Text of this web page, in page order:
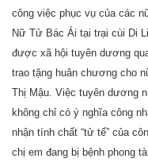
công việc phục vụ của các
Nữ Tử Bác Ái tại trại cùi Di
được xã hội tuyên dương
trao tặng huân chương cho
Thị Mậu. Việc tuyên dương
không chỉ có ý nghĩa công
nhận tính chất “tử tế” của
chị em đang bị bệnh phong